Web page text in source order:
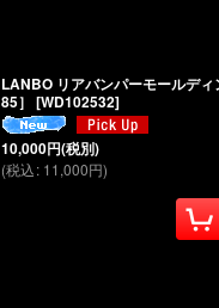
LANBO リアバンパーモールデ
85］ [WD102532]
10,000円(税別)
(税込: 11,000円)